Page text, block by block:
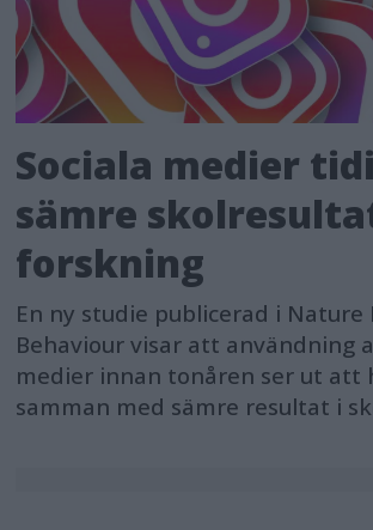
Sociala medier
sämre
forskning
En ny studie publicerad i Nature
Behaviour visar att användning
medier innan tonåren ser ut att
samman med sämre resultat i